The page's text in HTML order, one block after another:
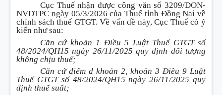
Cục Thuế nhận được công văn số 3209/DON-
NVDTPC ngày 05/3/2026 của Thuế tỉnh Đồng Nai về
chính sách thuế GTGT. Về vấn đề này, Cục Thuế có ý
kiến như sau:
Căn cứ khoản 1 Điều 5 Luật Thuế GTGT số
48/2024/QH15 ngày 26/11/2025 quy định đối tượng
không chịu thuế;
Căn cứ điểm d khoản 2, khoản 3 Điều 9 Luật
Thuế GTGT số 48/2024/QH15 ngày 26/11/2025 quy
định thuế suất;